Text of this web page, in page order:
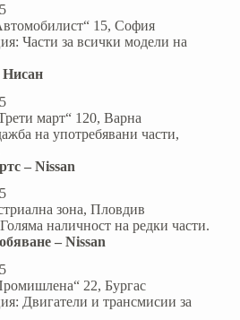
15, София
Части за всички модели на
Нисан
март“ 120, Варна
на употребявани части,
– Nissan
зона, Пловдив
наличност на редки части.
– Nissan
22, Бургас
Двигатели и трансмисии за